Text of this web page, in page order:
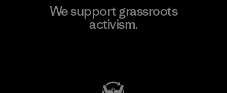
We support grassroots
activism.